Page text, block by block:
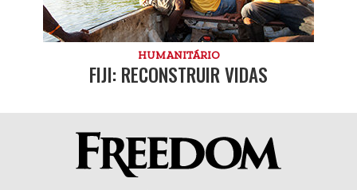
HUMANITÁRIO
FIJI: RECONSTRUIR VIDAS